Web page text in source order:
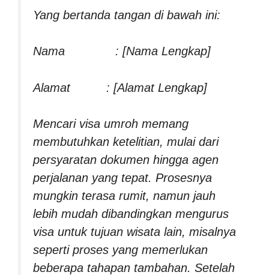
Yang bertanda tangan di bawah ini:
Nama : [Nama Lengkap]
Alamat : [Alamat Lengkap]
Mencari visa umroh memang
membutuhkan ketelitian, mulai dari
persyaratan dokumen hingga agen
perjalanan yang tepat. Prosesnya
mungkin terasa rumit, namun jauh
lebih mudah dibandingkan mengurus
visa untuk tujuan wisata lain, misalnya
seperti proses yang memerlukan
beberapa tahapan tambahan. Setelah